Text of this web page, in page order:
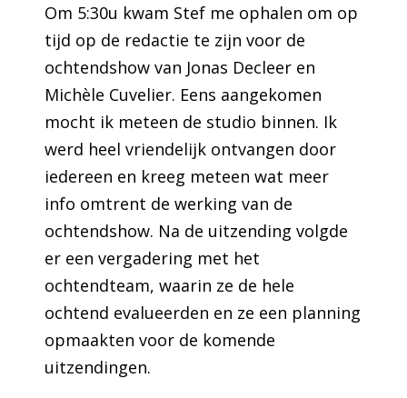
Om 5:30u kwam Stef me ophalen om op
tijd op de redactie te zijn voor de
ochtendshow van Jonas Decleer en
Michèle Cuvelier. Eens aangekomen
mocht ik meteen de studio binnen. Ik
werd heel vriendelijk ontvangen door
iedereen en kreeg meteen wat meer
info omtrent de werking van de
ochtendshow. Na de uitzending volgde
er een vergadering met het
ochtendteam, waarin ze de hele
ochtend evalueerden en ze een planning
opmaakten voor de komende
uitzendingen.